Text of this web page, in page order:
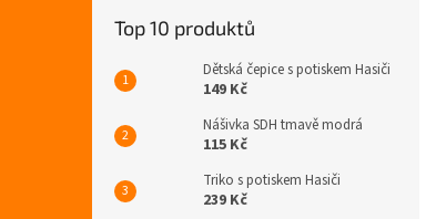
Top 10 produktů
Dětská čepice s potiskem Hasiči
149 Kč
Nášivka SDH tmavě modrá
115 Kč
Triko s potiskem Hasiči
239 Kč